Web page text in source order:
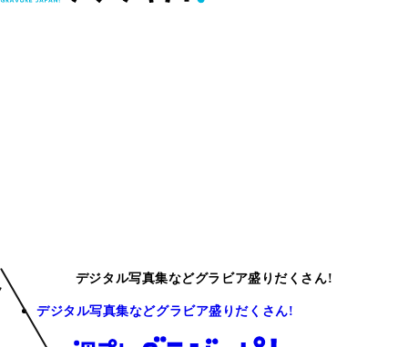
デジタル写真集などグラビア盛りだくさん!
デジタル写真集などグラビア盛りだくさん!